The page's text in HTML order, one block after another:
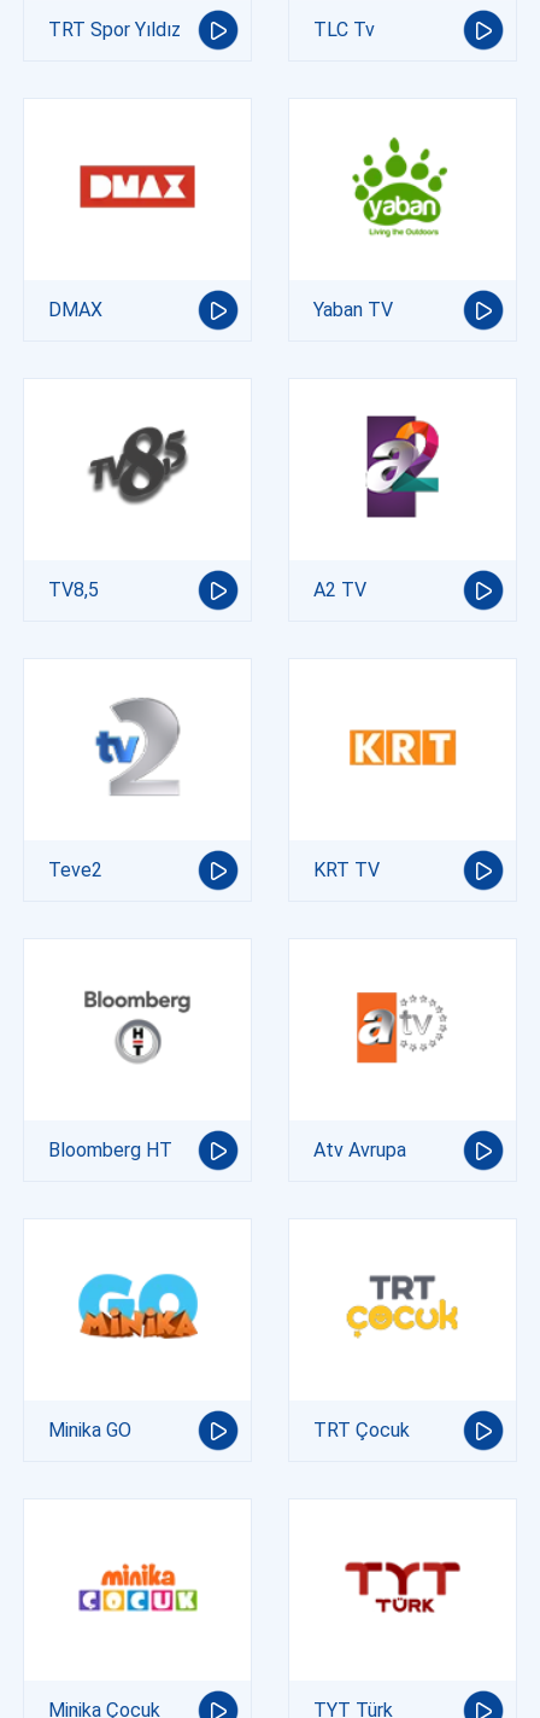
TRT Spor Yıldız TLC Tv
DMAX Yaban TV
TV8,5 A2 TV
Teve2 KRT TV
Bloomberg HT Atv Avrupa
Minika GO TRT Çocuk
Minika Çocuk TYT Türk